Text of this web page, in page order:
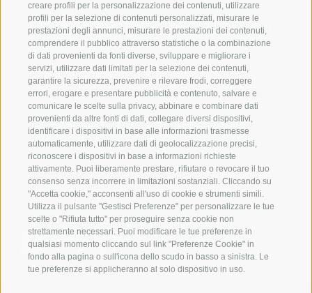
creare profili per la personalizzazione dei contenuti, utilizzare
profili per la selezione di contenuti personalizzati, misurare le
prestazioni degli annunci, misurare le prestazioni dei contenuti,
comprendere il pubblico attraverso statistiche o la combinazione
di dati provenienti da fonti diverse, sviluppare e migliorare i
servizi, utilizzare dati limitati per la selezione dei contenuti,
garantire la sicurezza, prevenire e rilevare frodi, correggere
errori, erogare e presentare pubblicità e contenuto, salvare e
comunicare le scelte sulla privacy, abbinare e combinare dati
provenienti da altre fonti di dati, collegare diversi dispositivi,
identificare i dispositivi in base alle informazioni trasmesse
automaticamente, utilizzare dati di geolocalizzazione precisi,
riconoscere i dispositivi in base a informazioni richieste
attivamente. Puoi liberamente prestare, rifiutare o revocare il tuo
consenso senza incorrere in limitazioni sostanziali. Cliccando su
"Accetta cookie," acconsenti all'uso di cookie e strumenti simili.
Utilizza il pulsante "Gestisci Preferenze" per personalizzare le tue
scelte o "Rifiuta tutto" per proseguire senza cookie non
strettamente necessari. Puoi modificare le tue preferenze in
qualsiasi momento cliccando sul link "Preferenze Cookie" in
fondo alla pagina o sull'icona dello scudo in basso a sinistra. Le
tue preferenze si applicheranno al solo dispositivo in uso.
Mettetevi in contatto con
noi
IDM Südtirol - Alto Adige
+39 0471 094 000
info[at]idm-suedtirol.com
idm[at]pec.idm-suedtirol.com
SCRIVICI
DOVE SIAMO